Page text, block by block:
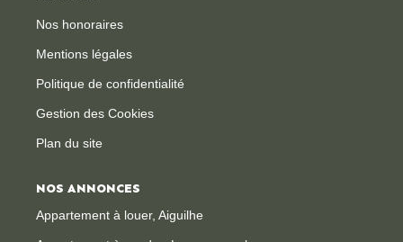
Nos honoraires
Mentions légales
Politique de confidentialité
Gestion des Cookies
Plan du site
NOS ANNONCES
Appartement à louer, Aiguilhe